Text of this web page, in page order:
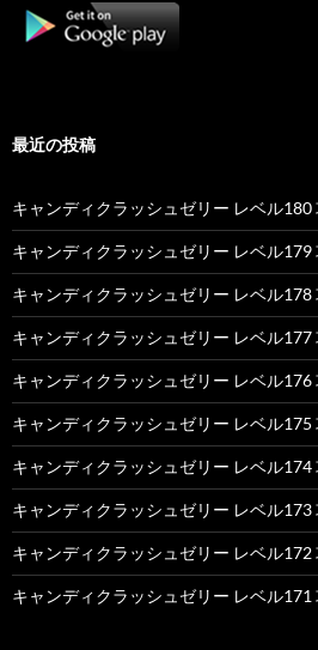
最近の投稿
キャンディクラッシュゼリー レベル180
キャンディクラッシュゼリー レベル179
キャンディクラッシュゼリー レベル178
キャンディクラッシュゼリー レベル177
キャンディクラッシュゼリー レベル176
キャンディクラッシュゼリー レベル175
キャンディクラッシュゼリー レベル174
キャンディクラッシュゼリー レベル173
キャンディクラッシュゼリー レベル172
キャンディクラッシュゼリー レベル171